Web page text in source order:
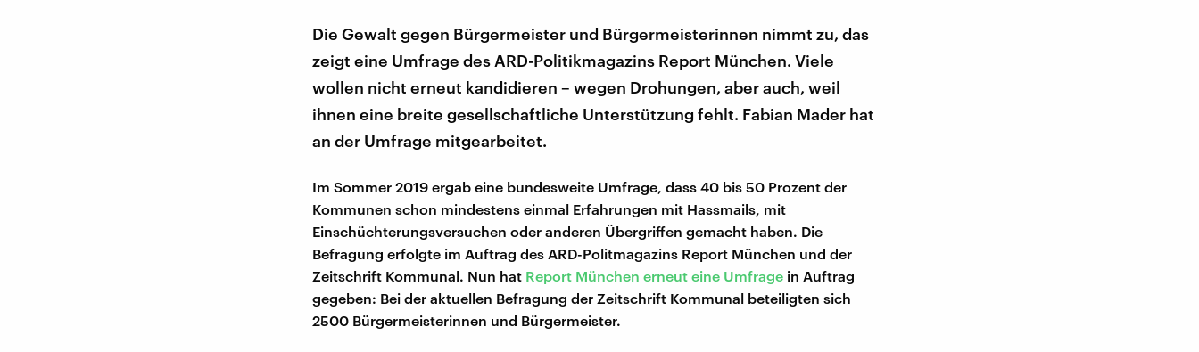
Die Gewalt gegen Bürgermeister und Bürgermeisterinnen nimmt zu, das
zeigt eine Umfrage des ARD-Politikmagazins Report München. Viele
wollen nicht erneut kandidieren – wegen Drohungen, aber auch, weil
ihnen eine breite gesellschaftliche Unterstützung fehlt. Fabian Mader hat
an der Umfrage mitgearbeitet.
Im Sommer 2019 ergab eine bundesweite Umfrage, dass 40 bis 50 Prozent der
Kommunen schon mindestens einmal Erfahrungen mit Hassmails, mit
Einschüchterungsversuchen oder anderen Übergriffen gemacht haben. Die
Befragung erfolgte im Auftrag des ARD-Politmagazins Report München und der
Zeitschrift Kommunal. Nun hat Report München erneut eine Umfrage in Auftrag
gegeben: Bei der aktuellen Befragung der Zeitschrift Kommunal beteiligten sich
2500 Bürgermeisterinnen und Bürgermeister.